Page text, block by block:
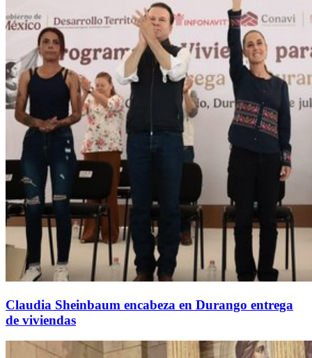
Claudia Sheinbaum encabeza en Durango entrega
de viviendas